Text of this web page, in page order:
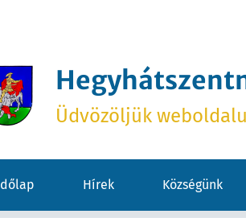
Üdvözöljük
Hírek Községünk